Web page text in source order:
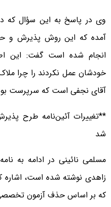
آمده که این روش پذیرش و
خودشان عمل نکردند را چرا
آقای نجفی است که سرپرست
**تغییرات آئین‌نامه طرح
شد
زاهدی نوشته شده است، اشاره
که بر اساس حذف آزمون